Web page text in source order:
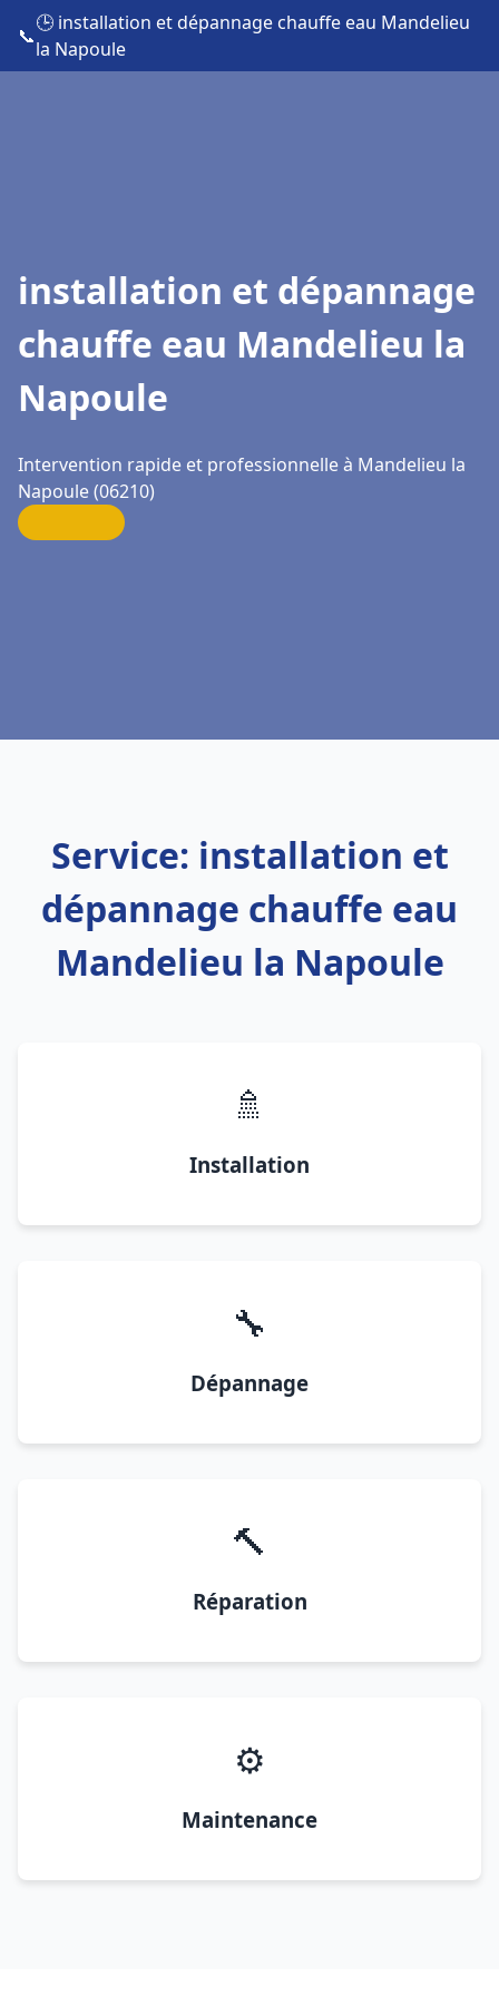
📞
🕒 installation et dépannage chauffe eau Mandelieu
la Napoule
installation et dépannage
chauffe eau Mandelieu la
Napoule
Intervention rapide et professionnelle à Mandelieu la
Napoule (06210)
Service: installation et
dépannage chauffe eau
Mandelieu la Napoule
🚿
Installation
🔧
Dépannage
🔨
Réparation
⚙️
Maintenance